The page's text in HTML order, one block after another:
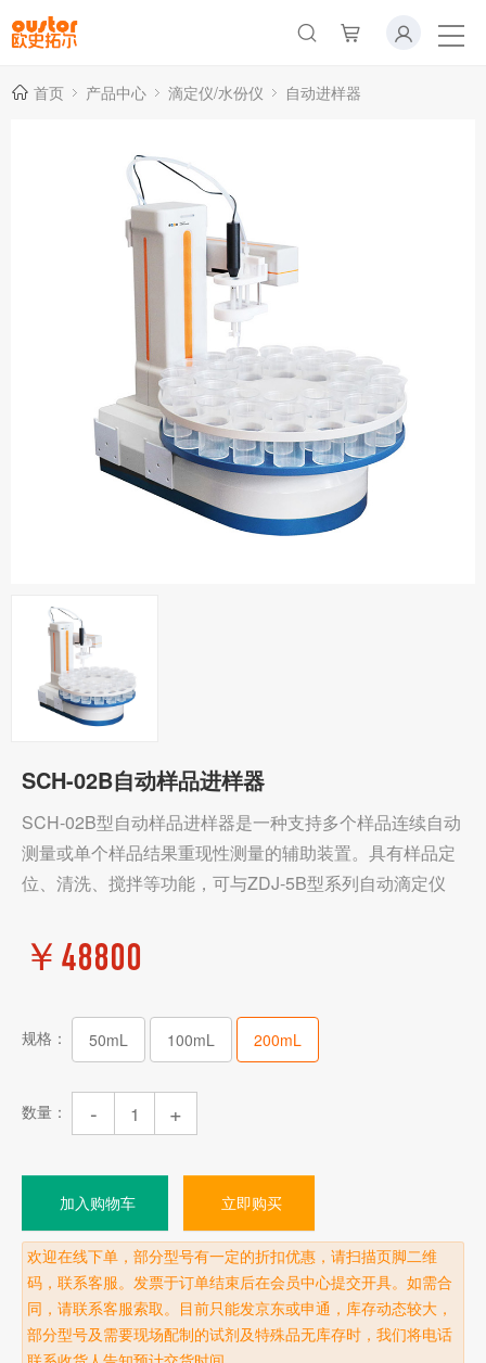
首页 产品中心 滴定仪/水份仪 自动进样器
SCH-02B自动样品进样器
SCH-02B型自动样品进样器是一种支持多个样品连续自动
测量或单个样品结果重现性测量的辅助装置。具有样品定
位、清洗、搅拌等功能，可与ZDJ-5B型系列自动滴定仪
￥ 48800
规格： 50mL 100mL 200mL
数量： - +
加入购物车 立即购买
欢迎在线下单，部分型号有一定的折扣优惠，请扫描页脚二维
码，联系客服。发票于订单结束后在会员中心提交开具。如需合
同，请联系客服索取。目前只能发京东或申通，库存动态较大，
部分型号及需要现场配制的试剂及特殊品无库存时，我们将电话